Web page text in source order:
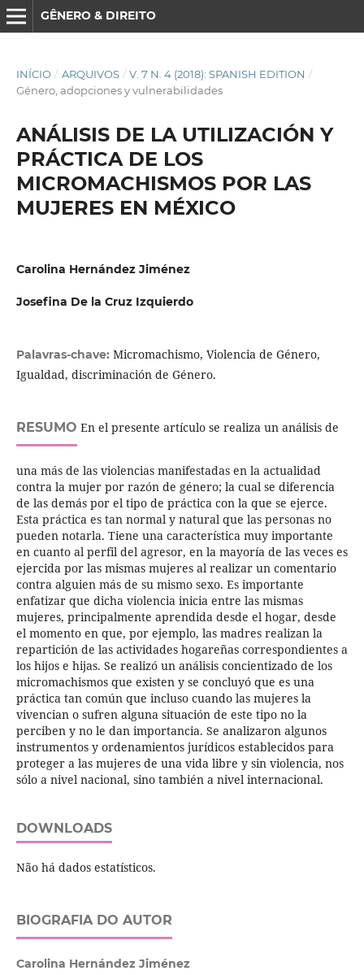
GÊNERO & DIREITO
INÍCIO / ARQUIVOS / V. 7 N. 4 (2018): SPANISH EDITION /
Género, adopciones y vulnerabilidades
ANÁLISIS DE LA UTILIZACIÓN Y
PRÁCTICA DE LOS
MICROMACHISMOS POR LAS
MUJERES EN MÉXICO
Carolina Hernández Jiménez
Josefina De la Cruz Izquierdo
Palavras-chave: Micromachismo, Violencia de Género,
Igualdad, discriminación de Género.
RESUMO En el presente artículo se realiza un análisis de
una más de las violencias manifestadas en la actualidad
contra la mujer por razón de género; la cual se diferencia
de las demás por el tipo de práctica con la que se ejerce.
Esta práctica es tan normal y natural que las personas no
pueden notarla. Tiene una característica muy importante
en cuanto al perfil del agresor, en la mayoría de las veces es
ejercida por las mismas mujeres al realizar un comentario
contra alguien más de su mismo sexo. Es importante
enfatizar que dicha violencia inicia entre las mismas
mujeres, principalmente aprendida desde el hogar, desde
el momento en que, por ejemplo, las madres realizan la
repartición de las actividades hogareñas correspondientes a
los hijos e hijas. Se realizó un análisis concientizado de los
micromachismos que existen y se concluyó que es una
práctica tan común que incluso cuando las mujeres la
vivencian o sufren alguna situación de este tipo no la
perciben y no le dan importancia. Se analizaron algunos
instrumentos y ordenamientos jurídicos establecidos para
proteger a las mujeres de una vida libre y sin violencia, nos
sólo a nivel nacional, sino también a nivel internacional.
DOWNLOADS
Não há dados estatísticos.
BIOGRAFIA DO AUTOR
Carolina Hernández Jiménez